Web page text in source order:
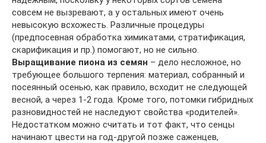
совсем не вызревают, а у остальных имеют очень
невысокую всхожесть. Различные процедуры
(предпосевная обработка химикатами, стратификация,
скарификация и пр.) помогают, но не сильно.
Выращивание пиона из семян – дело несложное, но
требующее большого терпения: материал, собранный и
посеянный осенью, как правило, всходит не следующей
весной, а через 1-2 года. Кроме того, потомки гибридных
разновидностей не наследуют свойства «родителей».
Недостатком можно считать и тот факт, что сенцы
начинают цвести на год-другой позже саженцев,